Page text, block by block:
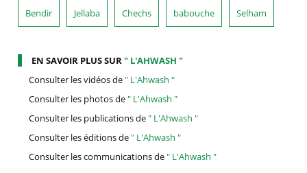
Bendir Jellaba Chechs babouche Selham
EN SAVOIR PLUS SUR" L'AHWASH "
Consulter les vidéos de" L'Ahwash "
Consulter les photos de" L'Ahwash "
Consulter les publications de" L'Ahwash "
Consulter les éditions de" L'Ahwash "
Consulter les communications de" L'Ahwash "